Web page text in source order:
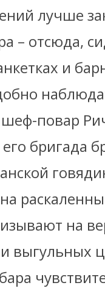
лучше
– отсюда,
и
шеф-повар
бригада
на
и выгульных